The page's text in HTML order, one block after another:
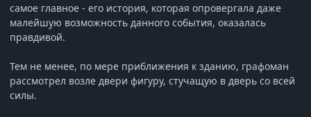
самое главное - его история, которая опровергала даже
малейшую возможность данного события, оказалась
правдивой.
Тем не менее, по мере приближения к зданию, графоман
рассмотрел возле двери фигуру, стучащую в дверь со всей
силы.